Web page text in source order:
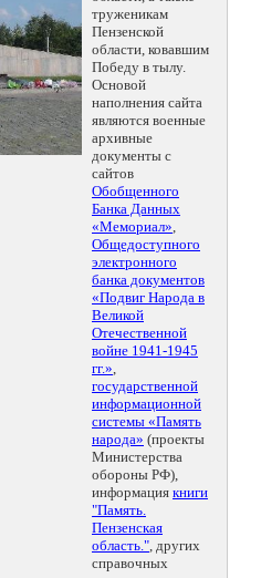
труженикам
Пензенской
области, ковавшим
Победу в тылу.
Основой
наполнения сайта
являются военные
архивные
документы с
сайтов
Обобщенного
Банка Данных
«Мемориал»,
Общедоступного
электронного
банка документов
«Подвиг Народа в
Великой
Отечественной
войне 1941-1945
гг.»,
государственной
информационной
системы «Память
народа» (проекты
Министерства
обороны РФ),
информация книги
"Память.
Пензенская
область.", других
справочных